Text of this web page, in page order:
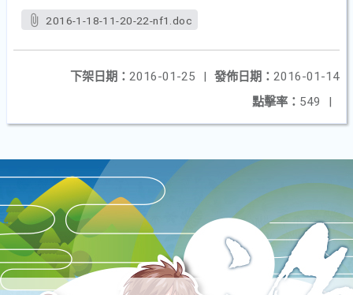
2016-1-18-11-20-22-nf1.doc
發佈日期： 2016-01-14
下架日期： 2016-01-25
|
點擊率： 549 |